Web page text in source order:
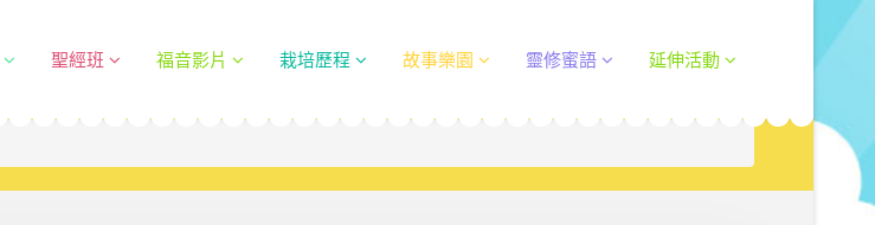
聖經班 福音影片 栽培歷程 故事樂園 靈修蜜語 延伸活動